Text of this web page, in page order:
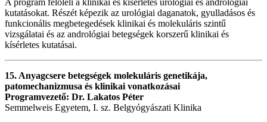
A program felöleli a klinikai és kísérletes urológiai és andrológiai
kutatásokat. Részét képezik az urológiai daganatok, gyulladásos és
funkcionális megbetegedések klinikai és molekuláris szintű
vizsgálatai és az andrológiai betegségek korszerű klinikai és
kísérletes kutatásai.
15. Anyagcsere betegségek molekuláris genetikája,
patomechanizmusa és klinikai vonatkozásai
Programvezető: Dr. Lakatos Péter
Semmelweis Egyetem, I. sz. Belgyógyászati Klinika